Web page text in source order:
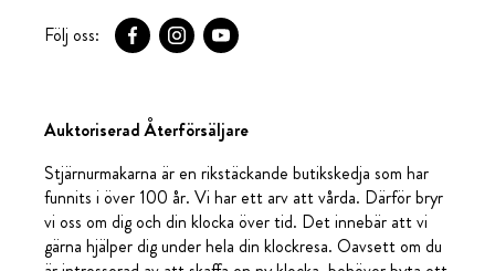
Följ oss:
Auktoriserad Återförsäljare
Stjärnurmakarna är en rikstäckande butikskedja som har
funnits i över 100 år. Vi har ett arv att vårda. Därför bryr
vi oss om dig och din klocka över tid. Det innebär att vi
gärna hjälper dig under hela din klockresa. Oavsett om du